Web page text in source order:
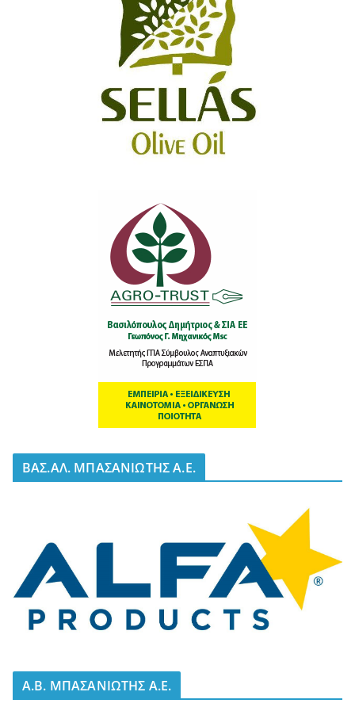
BΑΣ.ΑΛ. ΜΠΑΣΑΝΙΩΤΗΣ Α.Ε.
A.B. ΜΠΑΣΑΝΙΩΤΗΣ Α.Ε.